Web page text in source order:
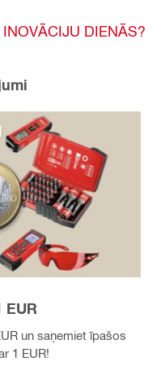
DIENĀS?
EUR
un saņemiet īpašos
1 EUR!